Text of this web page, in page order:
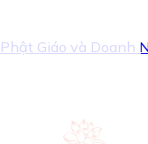
Giáo và Doanh